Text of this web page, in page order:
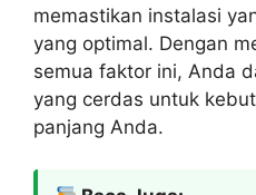
memastikan instalasi
yang optimal. Dengan
semua faktor ini, Anda
yang cerdas untuk
panjang Anda.